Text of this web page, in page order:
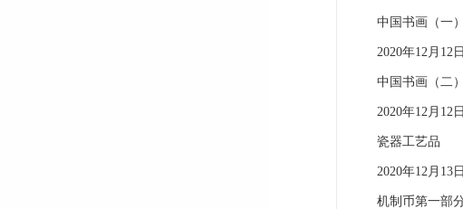
中国书画（一）
2020年12月12日
中国书画（二）
2020年12月12日
瓷器工艺品
2020年12月13日
机制币第一部